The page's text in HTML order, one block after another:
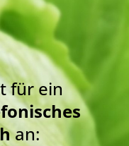
für ein
an: